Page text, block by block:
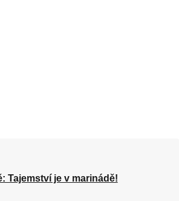
Tajemství je v marinádě!